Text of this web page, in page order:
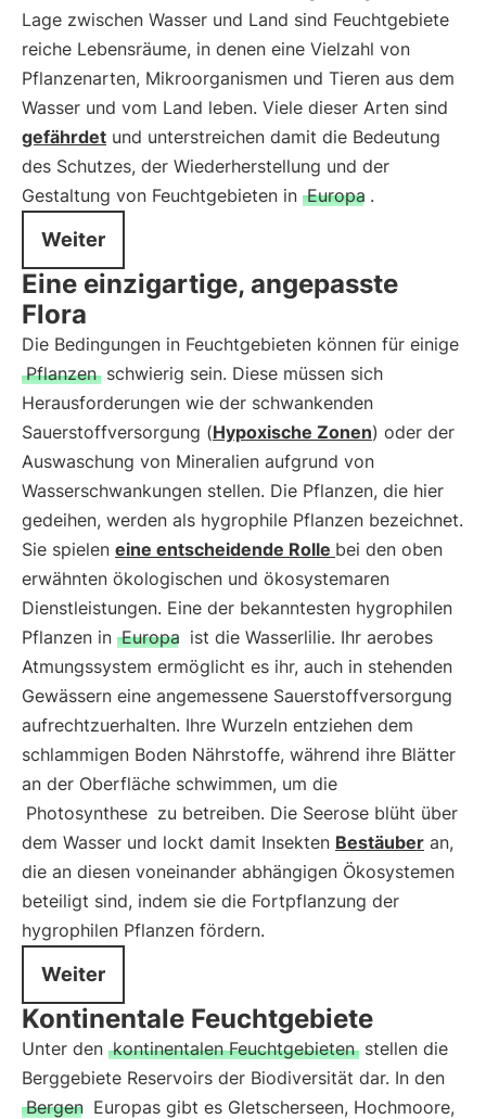
Lage zwischen Wasser und Land sind Feuchtgebiete
reiche Lebensräume, in denen eine Vielzahl von
Pflanzenarten, Mikroorganismen und Tieren aus dem
Wasser und vom Land leben. Viele dieser Arten sind
gefährdet und unterstreichen damit die Bedeutung
des Schutzes, der Wiederherstellung und der
Gestaltung von Feuchtgebieten in Europa .
Weiter
Eine einzigartige, angepasste
Flora
Die Bedingungen in Feuchtgebieten können für einige
Pflanzen schwierig sein. Diese müssen sich
Herausforderungen wie der schwankenden
Sauerstoffversorgung (Hypoxische Zonen) oder der
Auswaschung von Mineralien aufgrund von
Wasserschwankungen stellen. Die Pflanzen, die hier
gedeihen, werden als hygrophile Pflanzen bezeichnet.
Sie spielen eine entscheidende Rolle bei den oben
erwähnten ökologischen und ökosystemaren
Dienstleistungen. Eine der bekanntesten hygrophilen
Pflanzen in Europa ist die Wasserlilie. Ihr aerobes
Atmungssystem ermöglicht es ihr, auch in stehenden
Gewässern eine angemessene Sauerstoffversorgung
aufrechtzuerhalten. Ihre Wurzeln entziehen dem
schlammigen Boden Nährstoffe, während ihre Blätter
an der Oberfläche schwimmen, um die
Photosynthese zu betreiben. Die Seerose blüht über
dem Wasser und lockt damit Insekten Bestäuber an,
die an diesen voneinander abhängigen Ökosystemen
beteiligt sind, indem sie die Fortpflanzung der
hygrophilen Pflanzen fördern.
Weiter
Kontinentale Feuchtgebiete
Unter den kontinentalen Feuchtgebieten stellen die
Berggebiete Reservoirs der Biodiversität dar. In den
Bergen Europas gibt es Gletscherseen, Hochmoore,